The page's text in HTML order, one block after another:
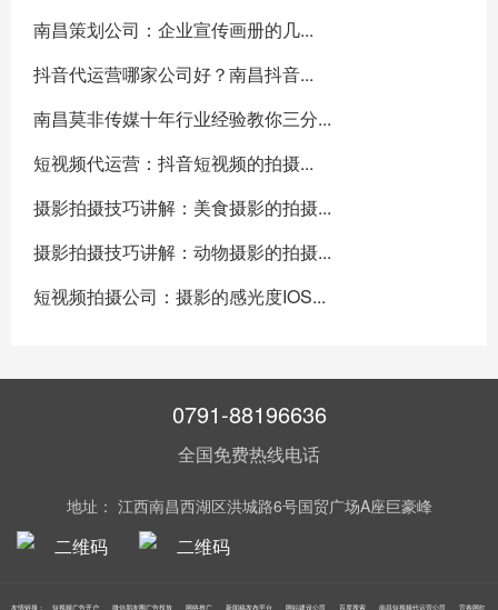
南昌策划公司：企业宣传画册的几...
抖音代运营哪家公司好？南昌抖音...
南昌莫非传媒十年行业经验教你三分...
短视频代运营：抖音短视频的拍摄...
摄影拍摄技巧讲解：美食摄影的拍摄...
摄影拍摄技巧讲解：动物摄影的拍摄...
短视频拍摄公司：摄影的感光度IOS...
0791-88196636
全国免费热线电话
地址： 江西南昌西湖区洪城路6号国贸广场A座巨豪峰
友情链接： 短视频广告开户 微信朋友圈广告投放 网络推广 新闻稿发布平台 网站建设公司 百度搜索 南昌短视频代运营公司 宜春网红